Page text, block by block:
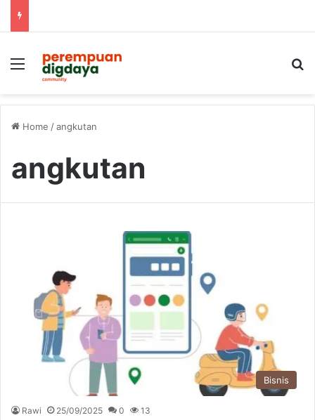
Menu
Home /angkutan
angkutan
Bisnis
Rawi 25/09/2025 0 13